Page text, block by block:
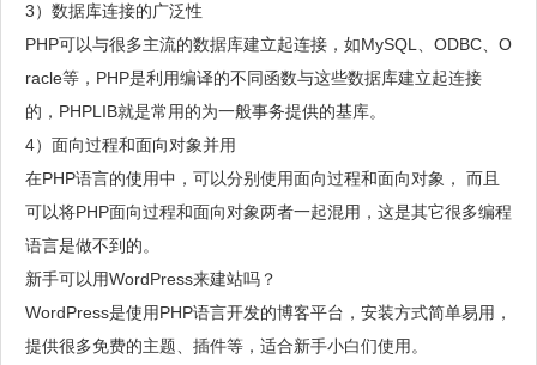
3）数据库连接的广泛性
PHP可以与很多主流的数据库建立起连接，如MySQL、ODBC、O
racle等，PHP是利用编译的不同函数与这些数据库建立起连接
的，PHPLIB就是常用的为一般事务提供的基库。
4）面向过程和面向对象并用
在PHP语言的使用中，可以分别使用面向过程和面向对象， 而且
可以将PHP面向过程和面向对象两者一起混用，这是其它很多编程
语言是做不到的。
新手可以用WordPress来建站吗？
WordPress是使用PHP语言开发的博客平台，安装方式简单易用，
提供很多免费的主题、插件等，适合新手小白们使用。